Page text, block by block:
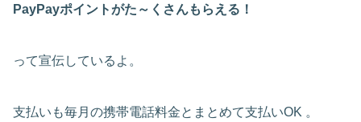
PayPayポイントがた～くさんもらえる！
って宣伝しているよ。
支払いも毎月の携帯電話料金とまとめて支払いOK 。